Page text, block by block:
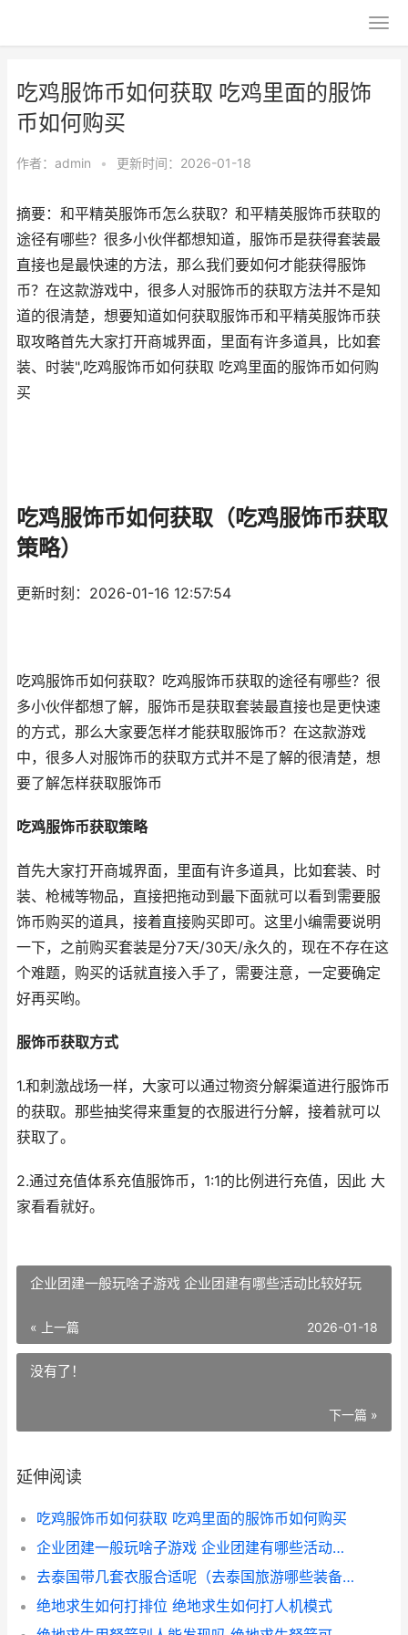
吃鸡服饰币如何获取 吃鸡里面的服饰
币如何购买
作者： admin • 更新时间：2026-01-18
摘要：和平精英服饰币怎么获取？和平精英服饰币获取的
途径有哪些？很多小伙伴都想知道，服饰币是获得套装最
直接也是最快速的方法，那么我们要如何才能获得服饰
币？在这款游戏中，很多人对服饰币的获取方法并不是知
道的很清楚，想要知道如何获取服饰币和平精英服饰币获
取攻略首先大家打开商城界面，里面有许多道具，比如套
装、时装",吃鸡服饰币如何获取 吃鸡里面的服饰币如何购
买
吃鸡服饰币如何获取（吃鸡服饰币获取
策略）
更新时刻：2026-01-16 12:57:54
吃鸡服饰币如何获取？吃鸡服饰币获取的途径有哪些？很
多小伙伴都想了解，服饰币是获取套装最直接也是更快速
的方式，那么大家要怎样才能获取服饰币？在这款游戏
中，很多人对服饰币的获取方式并不是了解的很清楚，想
要了解怎样获取服饰币
吃鸡服饰币获取策略
首先大家打开商城界面，里面有许多道具，比如套装、时
装、枪械等物品，直接把拖动到最下面就可以看到需要服
饰币购买的道具，接着直接购买即可。这里小编需要说明
一下，之前购买套装是分7天/30天/永久的，现在不存在这
个难题，购买的话就直接入手了，需要注意，一定要确定
好再买哟。
服饰币获取方式
1.和刺激战场一样，大家可以通过物资分解渠道进行服饰币
的获取。那些抽奖得来重复的衣服进行分解，接着就可以
获取了。
2.通过充值体系充值服饰币，1:1的比例进行充值，因此 大
家看看就好。
企业团建一般玩啥子游戏 企业团建有哪些活动比较好玩
« 上一篇 2026-01-18
没有了！
下一篇 »
延伸阅读
吃鸡服饰币如何获取 吃鸡里面的服饰币如何购买
企业团建一般玩啥子游戏 企业团建有哪些活动比较好玩
去泰国带几套衣服合适呢（去泰国旅游哪些装备是必须要携带的 泰国旅行带什么
绝地求生如何打排位 绝地求生如何打人机模式